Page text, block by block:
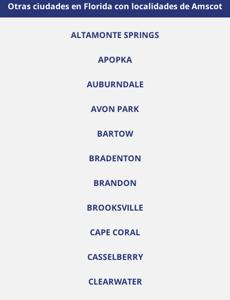
Otras ciudades en Florida con localidades de Amscot
ALTAMONTE SPRINGS
APOPKA
AUBURNDALE
AVON PARK
BARTOW
BRADENTON
BRANDON
BROOKSVILLE
CAPE CORAL
CASSELBERRY
CLEARWATER